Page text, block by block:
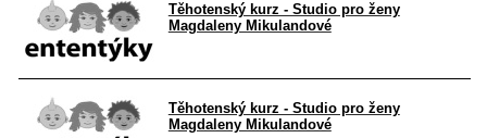
Těhotenský kurz - Studio pro ženy
Magdaleny Mikulandové
Těhotenský kurz - Studio pro ženy
Magdaleny Mikulandové